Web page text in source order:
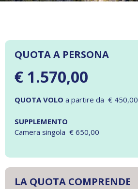
QUOTA A PERSONA
€ 1.570,00
QUOTA VOLO a partire da € 450,00
SUPPLEMENTO
Camera singola € 650,00
LA QUOTA COMPRENDE